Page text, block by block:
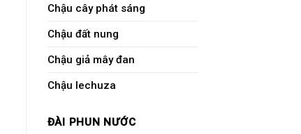
Chậu cây phát sáng
Chậu đất nung
Chậu giả mây đan
Chậu lechuza
ĐÀI PHUN NƯỚC